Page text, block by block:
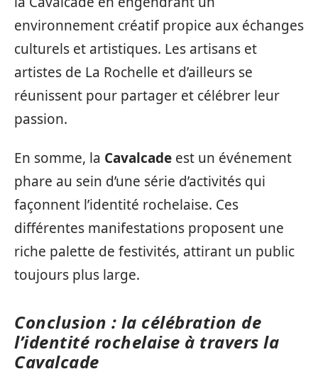
environnement créatif propice aux échanges
culturels et artistiques. Les artisans et
artistes de La Rochelle et d’ailleurs se
réunissent pour partager et célébrer leur
passion.
En somme, la Cavalcade est un événement
phare au sein d’une série d’activités qui
façonnent l’identité rochelaise. Ces
différentes manifestations proposent une
riche palette de festivités, attirant un public
toujours plus large.
Conclusion : la célébration de
l’identité rochelaise à travers la
Cavalcade